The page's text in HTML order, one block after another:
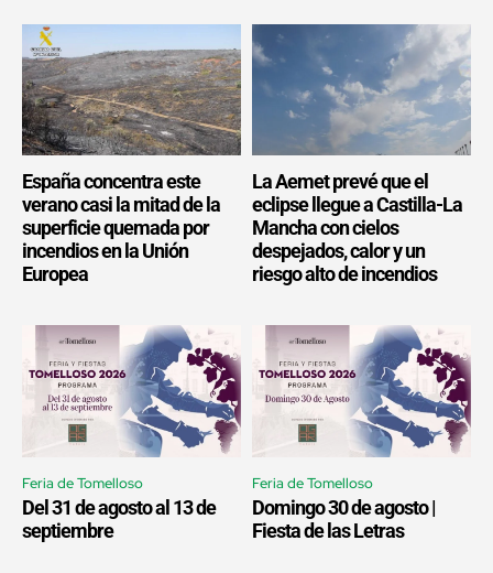
España concentra este
verano casi la mitad de la
superficie quemada por
incendios en la Unión
Europea
La Aemet prevé que el
eclipse llegue a Castilla-La
Mancha con cielos
despejados, calor y un
riesgo alto de incendios
Feria de Tomelloso
Del 31 de agosto al 13 de
septiembre
Feria de Tomelloso
Domingo 30 de agosto |
Fiesta de las Letras